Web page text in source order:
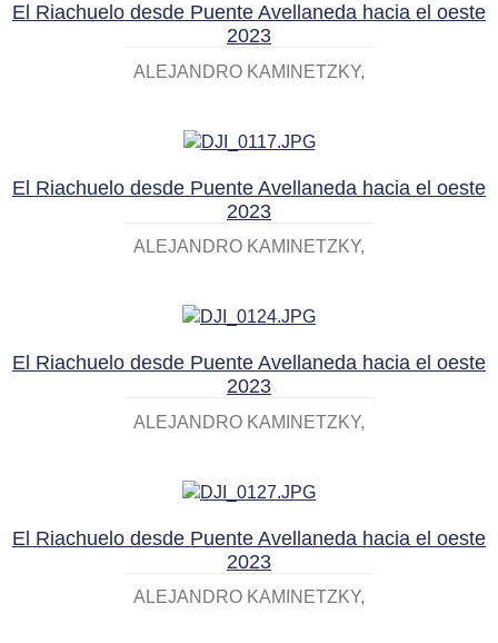
El Riachuelo desde Puente Avellaneda hacia el oeste
2023
ALEJANDRO KAMINETZKY
El Riachuelo desde Puente Avellaneda hacia el oeste
2023
ALEJANDRO KAMINETZKY
El Riachuelo desde Puente Avellaneda hacia el oeste
2023
ALEJANDRO KAMINETZKY
El Riachuelo desde Puente Avellaneda hacia el oeste
2023
ALEJANDRO KAMINETZKY